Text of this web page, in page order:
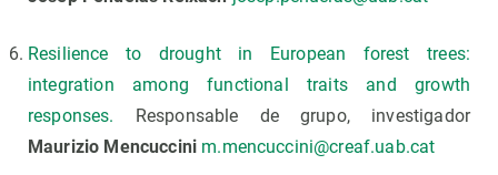
Resilience to drought in European forest trees:
integration among functional traits and growth
responses. Responsable de grupo, investigador
Maurizio Mencuccini m.mencuccini@creaf.uab.cat